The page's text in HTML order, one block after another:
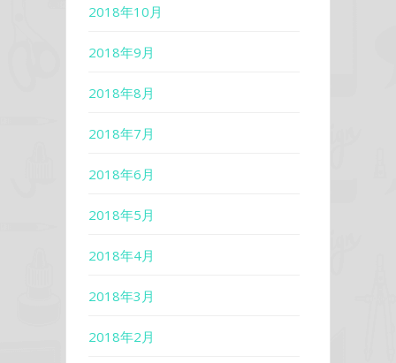
2018年10月
2018年9月
2018年8月
2018年7月
2018年6月
2018年5月
2018年4月
2018年3月
2018年2月